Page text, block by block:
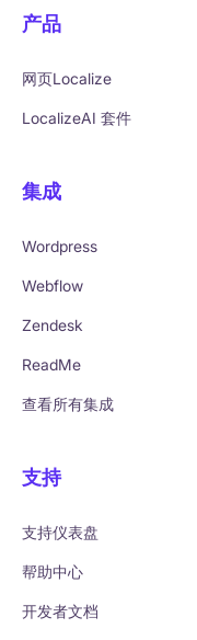
产品
网页Localize
LocalizeAI 套件
集成
Wordpress
Webflow
Zendesk
ReadMe
查看所有集成
支持
支持仪表盘
帮助中心
开发者文档